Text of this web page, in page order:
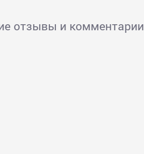
отзывы и комментарии